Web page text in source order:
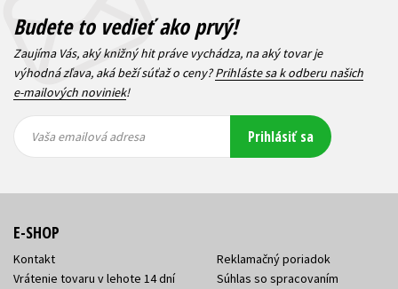
Budete to vedieť ako prvý!
Zaujíma Vás, aký knižný hit práve vychádza, na aký tovar je
výhodná zľava, aká beží súťaž o ceny?Prihláste sa k odberu našich
e-mailových noviniek!
emailová
emailová
Vaša emailová adresa Prihlásiť sa
E-SHOP
Kontakt
Vrátenie tovaru v lehote 14 dní
Reklamačný poriadok
Súhlas so spracovaním